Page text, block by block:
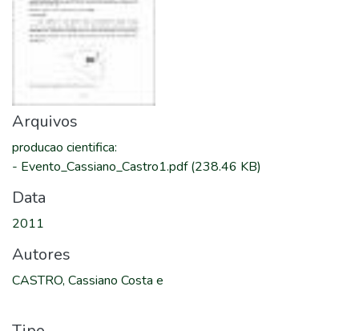
Arquivos
producao cientifica:
- Evento_Cassiano_Castro1.pdf(238.46 KB)
Data
2011
Autores
CASTRO, Cassiano Costa e